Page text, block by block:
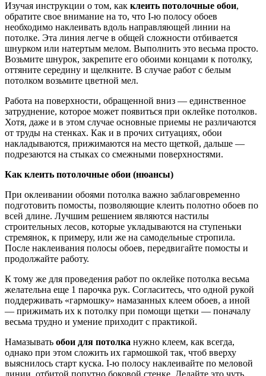
Изучая инструкции о том, как клеить потолочные обои,
обратите свое внимание на то, что I-ю полосу обоев
необходимо наклеивать вдоль направляющей линии на
потолке. Эта линия легче в общей сложности отбивается
шнурком или натертым мелом. Выполнить это весьма просто.
Возьмите шнурок, закрепите его обоими концами к потолку,
оттяните середину и щелкните. В случае работ с белым
потолком возьмите цветной мел.
Работа на поверхности, обращенной вниз — единственное
затруднение, которое может появиться при оклейке потолков.
Хотя, даже и в этом случае основные приемы не различаются
от труды на стенках. Как и в прочих ситуациях, обои
накладываются, прижимаются на место щеткой, дальше —
подрезаются на стыках со смежными поверхностями.
Как клеить потолочные обои (нюансы)
При оклеивании обоями потолка важно заблаговременно
подготовить помосты, позволяющие клеить полотно обоев по
всей длине. Лучшим решением являются настилы
строительных лесов, которые укладываются на ступеньки
стремянок, к примеру, или же на самодельные стропила.
После наклеивания полосы обоев, передвигайте помосты и
продолжайте работу.
К тому же для проведения работ по оклейке потолка весьма
желательна еще 1 парочка рук. Согласитесь, что одной рукой
поддерживать «гармошку» намазанных клеем обоев, а иной
— прижимать их к потолку при помощи щетки — поначалу
весьма трудно и умение приходит с практикой.
Намазывать обои для потолка нужно клеем, как всегда,
однако при этом сложить их гармошкой так, чтоб вверху
выяснилось старт куска. I-ю полосу наклеивайте по меловой